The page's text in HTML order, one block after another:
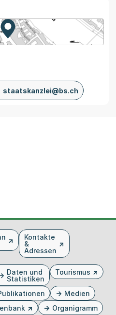
Zur Karte von MapBS.
Externer Link, wird in einem
staatskanzlei@bs.ch
Kontakte
&
Adressen
Daten und
Statistiken
Tourismus
Medien
Organigramm